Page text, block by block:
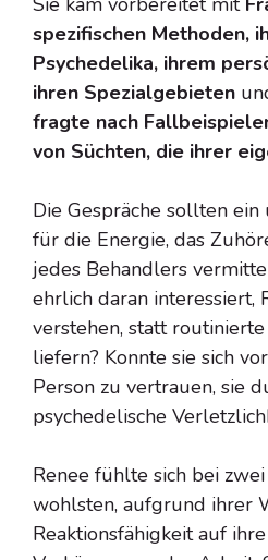
spezifischen Methoden,
Psychedelika, ihrem
ihren Spezialgebieten
fragte nach
von Süchten, die ihrer
Die Gespräche sollten
für die Energie, das
jedes Behandlers
ehrlich daran interessiert,
verstehen, statt
liefern? Konnte sie sich
Person zu vertrauen, sie
psychedelische
Renee fühlte sich bei
wohlsten, aufgrund ihrer
Reaktionsfähigkeit auf